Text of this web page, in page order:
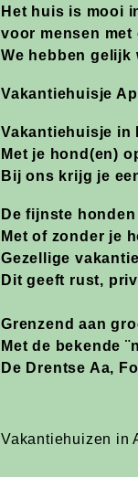
Het huis is mooi
voor mensen
We hebben gelijk
Vakantiehuisje
Vakantiehuisje in
Met je hond(en)
Bij ons krijg je
De fijnste
Met of zonder je
Gezellige
Dit geeft rust,
Grenzend aan
Met de bekende
De Drentse Aa,
Vakantiehuizen in